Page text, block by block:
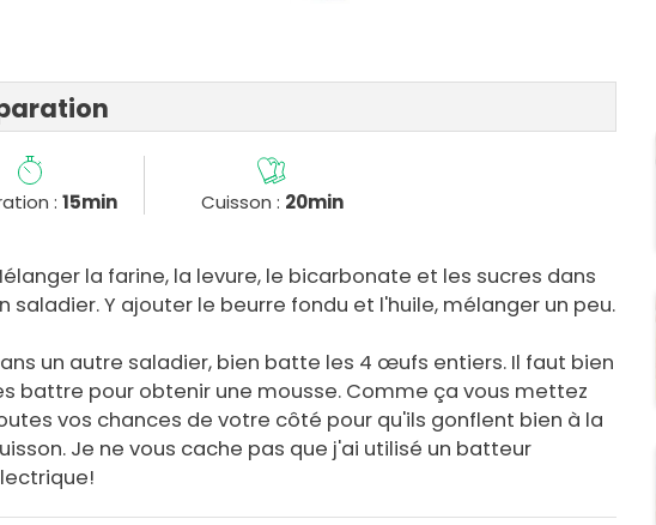
: 15min Cuisson : 20min
la farine, la levure, le bicarbonate et les sucres dans
saladier. Y ajouter le beurre fondu et l'huile, mélanger un peu.
un autre saladier, bien batte les 4 œufs entiers. Il faut bien
battre pour obtenir une mousse. Comme ça vous mettez
vos chances de votre côté pour qu'ils gonflent bien à la
Je ne vous cache pas que j'ai utilisé un batteur